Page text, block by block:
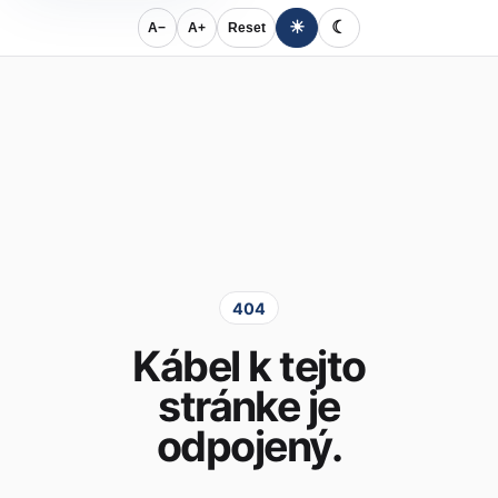
A− A+ Reset ☀ ☾
404
Kábel k tejto
stránke je
odpojený.